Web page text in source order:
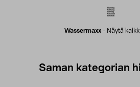
Wassermaxx- Näytä
Saman kategorian